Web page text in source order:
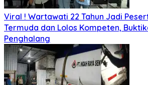
Viral ! Wartawati 22 Tahun Jadi
Termuda dan Lolos Kompeten,
Penghalang